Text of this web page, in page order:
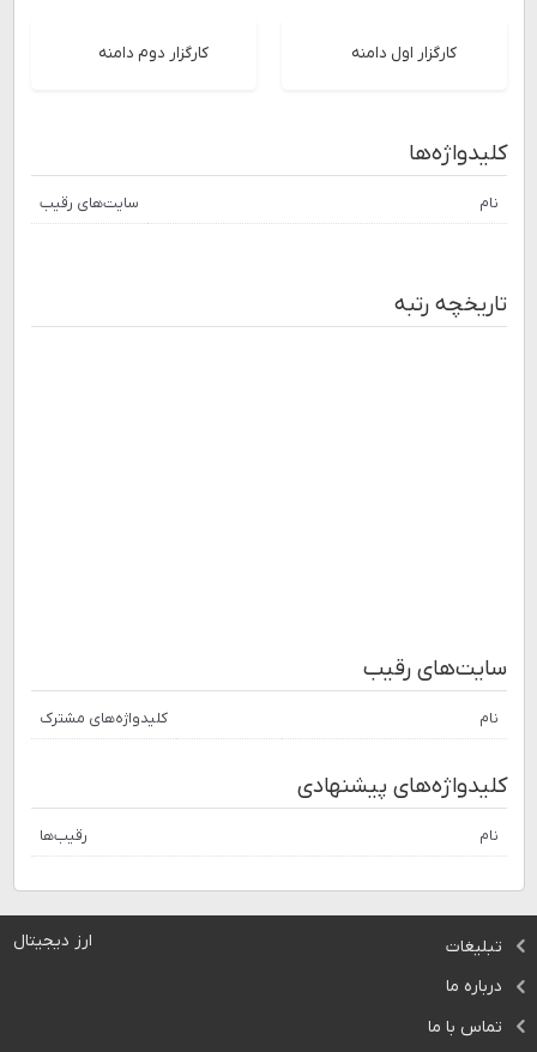
کارگزار اول دامنه کارگزار دوم دامنه
کلیدواژه‌ها
نام سایت‌های رقیب
تاریخچه رتبه
سایت‌های رقیب
نام کلیدواژه‌های مشترک
کلیدواژه‌های پیشنهادی
نام رقیب‌ها
ارز دیجیتال
تبلیغات
درباره ما
تماس با ما